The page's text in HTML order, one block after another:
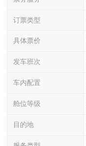
订票类型
具体票价
发车班次
车内配置
舱位等级
目的地